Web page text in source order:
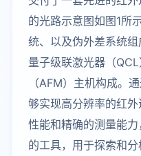
的光路示意图如图1所
统、以及伪外差系统
量子级联激光器（
（AFM）主机构成。
够实现高分辨率的红
性能和精确的测量能
的工具，用于探索和分